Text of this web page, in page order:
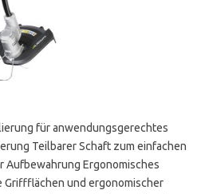
für anwendungsgerechtes
Teilbarer Schaft zum einfachen
Aufbewahrung Ergonomisches
Griffflächen und ergonomischer